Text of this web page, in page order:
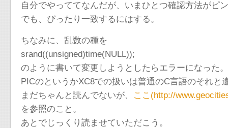
自分でやっててなんだが、いまひとつ確認方法がピ
でも、ぴったり一致するにはする。
ちなみに、乱数の種を
srand((unsigned)time(NULL));
のように書いて変更しようとしたらエラーになった。
PICのというかXC8での扱いは普通のC言語のそれと
まだちゃんと読んでないが、
ここ(http://
を参照のこと。
あとでじっくり読ませていただこう。